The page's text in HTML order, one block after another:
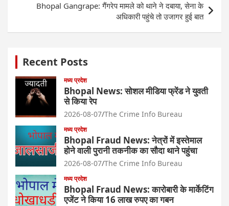
Bhopal Gangrape: गैंगरेप मामले को थाने ने दबाया, सेना के
अधिकारी पहुंचे तो उजागर हुई बात
Recent Posts
मध्य प्रदेश
Bhopal News: सोशल मीडिया फ्रेंड ने युवती
से किया रेप
2026-08-07 The Crime Info Bureau
मध्य प्रदेश
Bhopal Fraud News: नेत्रों में इस्तेमाल
होने वाली पुरानी तकनीक का सौदा थाने पहुंचा
2026-08-07 The Crime Info Bureau
मध्य प्रदेश
Bhopal Fraud News: कारोबारी के मार्केटिंग
एजेंट ने किया 16 लाख रुपए का गबन